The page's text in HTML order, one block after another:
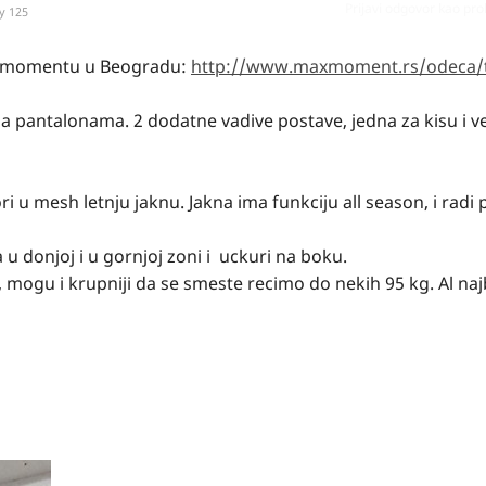
125
u Beogradu: http://www.maxmoment.rs/
2 dodatne vadive postave, jedna za kisu i
u mesh letnju jaknu. Jakna ima funkciju all season, i radi
u donjoj i u gornjoj zoni i uckuri na boku.
mogu i krupniji da se smeste recimo do nekih 95 kg. Al